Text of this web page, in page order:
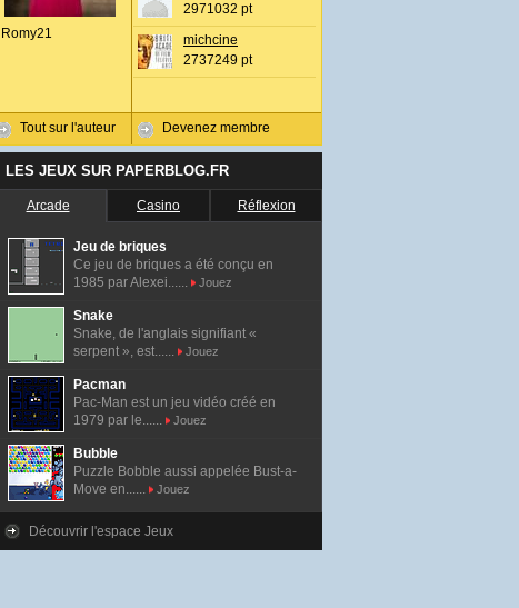
Romy21
Tout sur l'auteur
2971032 pt
michcine
2737249 pt
Devenez membre
LES JEUX SUR PAPERBLOG.FR
Arcade Casino Réflexion
Jeu de briques
Ce jeu de briques a été conçu en
1985 par Alexei......
Jouez
Snake
Snake, de l'anglais signifiant «
serpent », est......
Jouez
Pacman
Pac-Man est un jeu vidéo créé en
1979 par le......
Jouez
Bubble
Puzzle Bobble aussi appelée Bust-a-
Move en......
Jouez
Découvrir l'espace Jeux